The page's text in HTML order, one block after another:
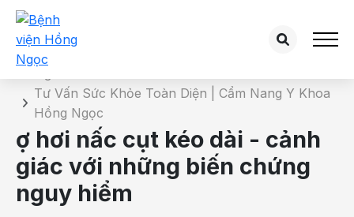
Chi tiết bài tư vấn
Tư Vấn Sức Khỏe Toàn Diện | Cẩm Nang Y Khoa
Hồng Ngọc
ợ hơi nấc cụt kéo dài - cảnh
giác với những biến chứng
nguy hiểm